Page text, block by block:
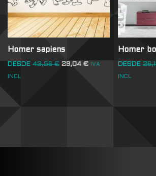
Homer sapiens
DESDE 43,56€ 29,04 € IVA
INCL
Homer
DESDE
INCL